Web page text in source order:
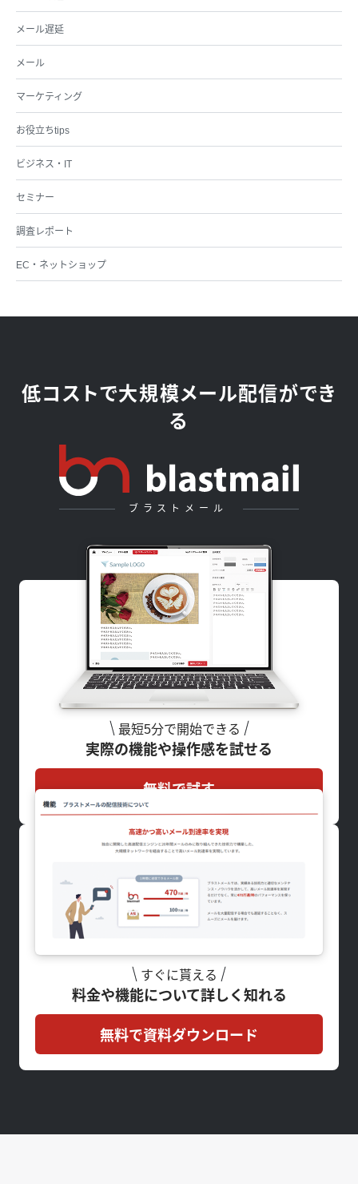
メール遅延
メール
マーケティング
お役立ちtips
ビジネス・IT
セミナー
調査レポート
EC・ネットショップ
低コストで大規模メール配信ができ
る
ブラストメール
最短5分で開始できる
実際の機能や操作感を試せる
無料で試す
すぐに貰える
料金や機能について詳しく知れる
無料で資料ダウンロード